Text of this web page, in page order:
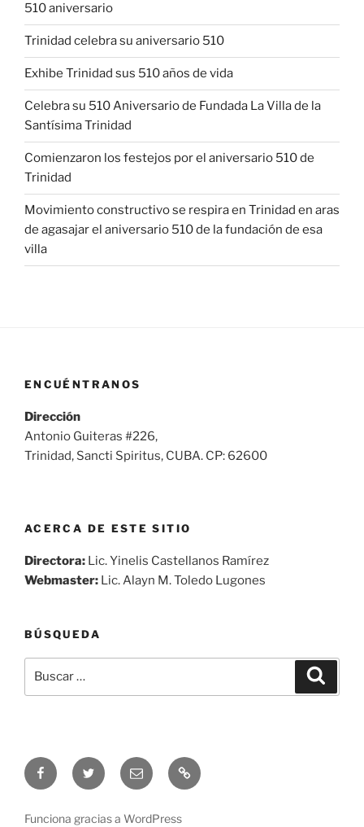
510 aniversario
Trinidad celebra su aniversario 510
Exhibe Trinidad sus 510 años de vida
Celebra su 510 Aniversario de Fundada La Villa de la
Santísima Trinidad
Comienzaron los festejos por el aniversario 510 de
Trinidad
Movimiento constructivo se respira en Trinidad en aras
de agasajar el aniversario 510 de la fundación de esa
villa
ENCUÉNTRANOS
Dirección
Antonio Guiteras #226,
Trinidad, Sancti Spiritus, CUBA. CP: 62600
ACERCA DE ESTE SITIO
Directora: Lic. Yinelis Castellanos Ramírez
Webmaster: Lic. Alayn M. Toledo Lugones
BÚSQUEDA
por:
Síguenos
en
Síguenos
en
Correo
electrónico
Audio
en
Funciona gracias a WordPress